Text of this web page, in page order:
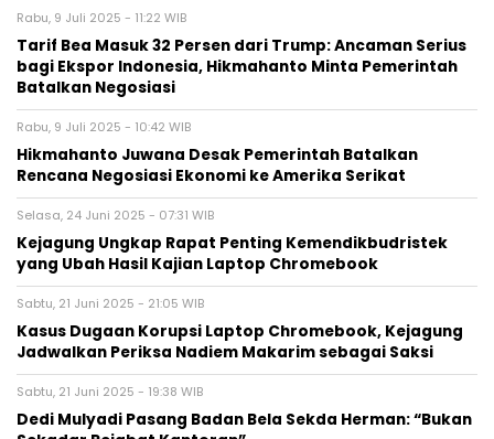
Rabu, 9 Juli 2025 - 11:22 WIB
Tarif Bea Masuk 32 Persen dari Trump: Ancaman Serius
bagi Ekspor Indonesia, Hikmahanto Minta Pemerintah
Batalkan Negosiasi
Rabu, 9 Juli 2025 - 10:42 WIB
Hikmahanto Juwana Desak Pemerintah Batalkan
Rencana Negosiasi Ekonomi ke Amerika Serikat
Selasa, 24 Juni 2025 - 07:31 WIB
Kejagung Ungkap Rapat Penting Kemendikbudristek
yang Ubah Hasil Kajian Laptop Chromebook
Sabtu, 21 Juni 2025 - 21:05 WIB
Kasus Dugaan Korupsi Laptop Chromebook, Kejagung
Jadwalkan Periksa Nadiem Makarim sebagai Saksi
Sabtu, 21 Juni 2025 - 19:38 WIB
Dedi Mulyadi Pasang Badan Bela Sekda Herman: “Bukan